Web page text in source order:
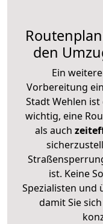
den
Ein
Vorbereitung
Stadt Wehlen ist
wichtig, eine
als auch
ist. Keine
Spezialisten und
damit Sie